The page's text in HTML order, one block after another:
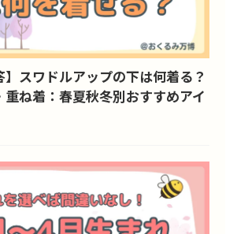
】スワドルアップの下は何着る？
ね着：春夏秋冬別おすすめアイ